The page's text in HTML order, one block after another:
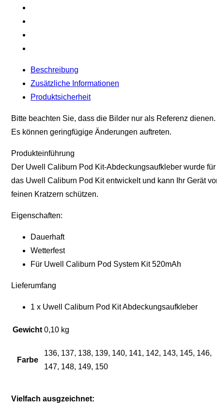
Beschreibung
Zusätzliche Informationen
Produktsicherheit
Bitte beachten Sie, dass die Bilder nur als Referenz dienen.
Es können geringfügige Änderungen auftreten.
Produkteinführung
Der Uwell Caliburn Pod Kit-Abdeckungsaufkleber wurde für
das Uwell Caliburn Pod Kit entwickelt und kann Ihr Gerät
feinen Kratzern schützen.
Eigenschaften:
Dauerhaft
Wetterfest
Für Uwell Caliburn Pod System Kit 520mAh
Lieferumfang
1 x Uwell Caliburn Pod Kit Abdeckungsaufkleber
Gewicht 0,10 kg
Farbe
136, 137, 138, 139, 140, 141, 142, 143, 145, 146,
147, 148, 149, 150
Vielfach ausgzeichnet: